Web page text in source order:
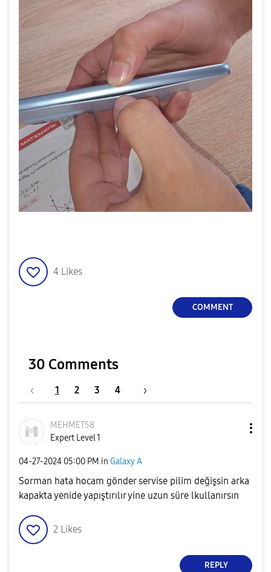
4 Likes
COMMENT
30 Comments
1 2 3 4
MEHMET58
Expert Level 1
‎04-27-2024 05:00 PM in Galaxy A
Sorman hata hocam gönder servise pilim değişsin arka
kapakta yenide yapıştırılır yine uzun süre lkullanırsın
2 Likes
REPLY